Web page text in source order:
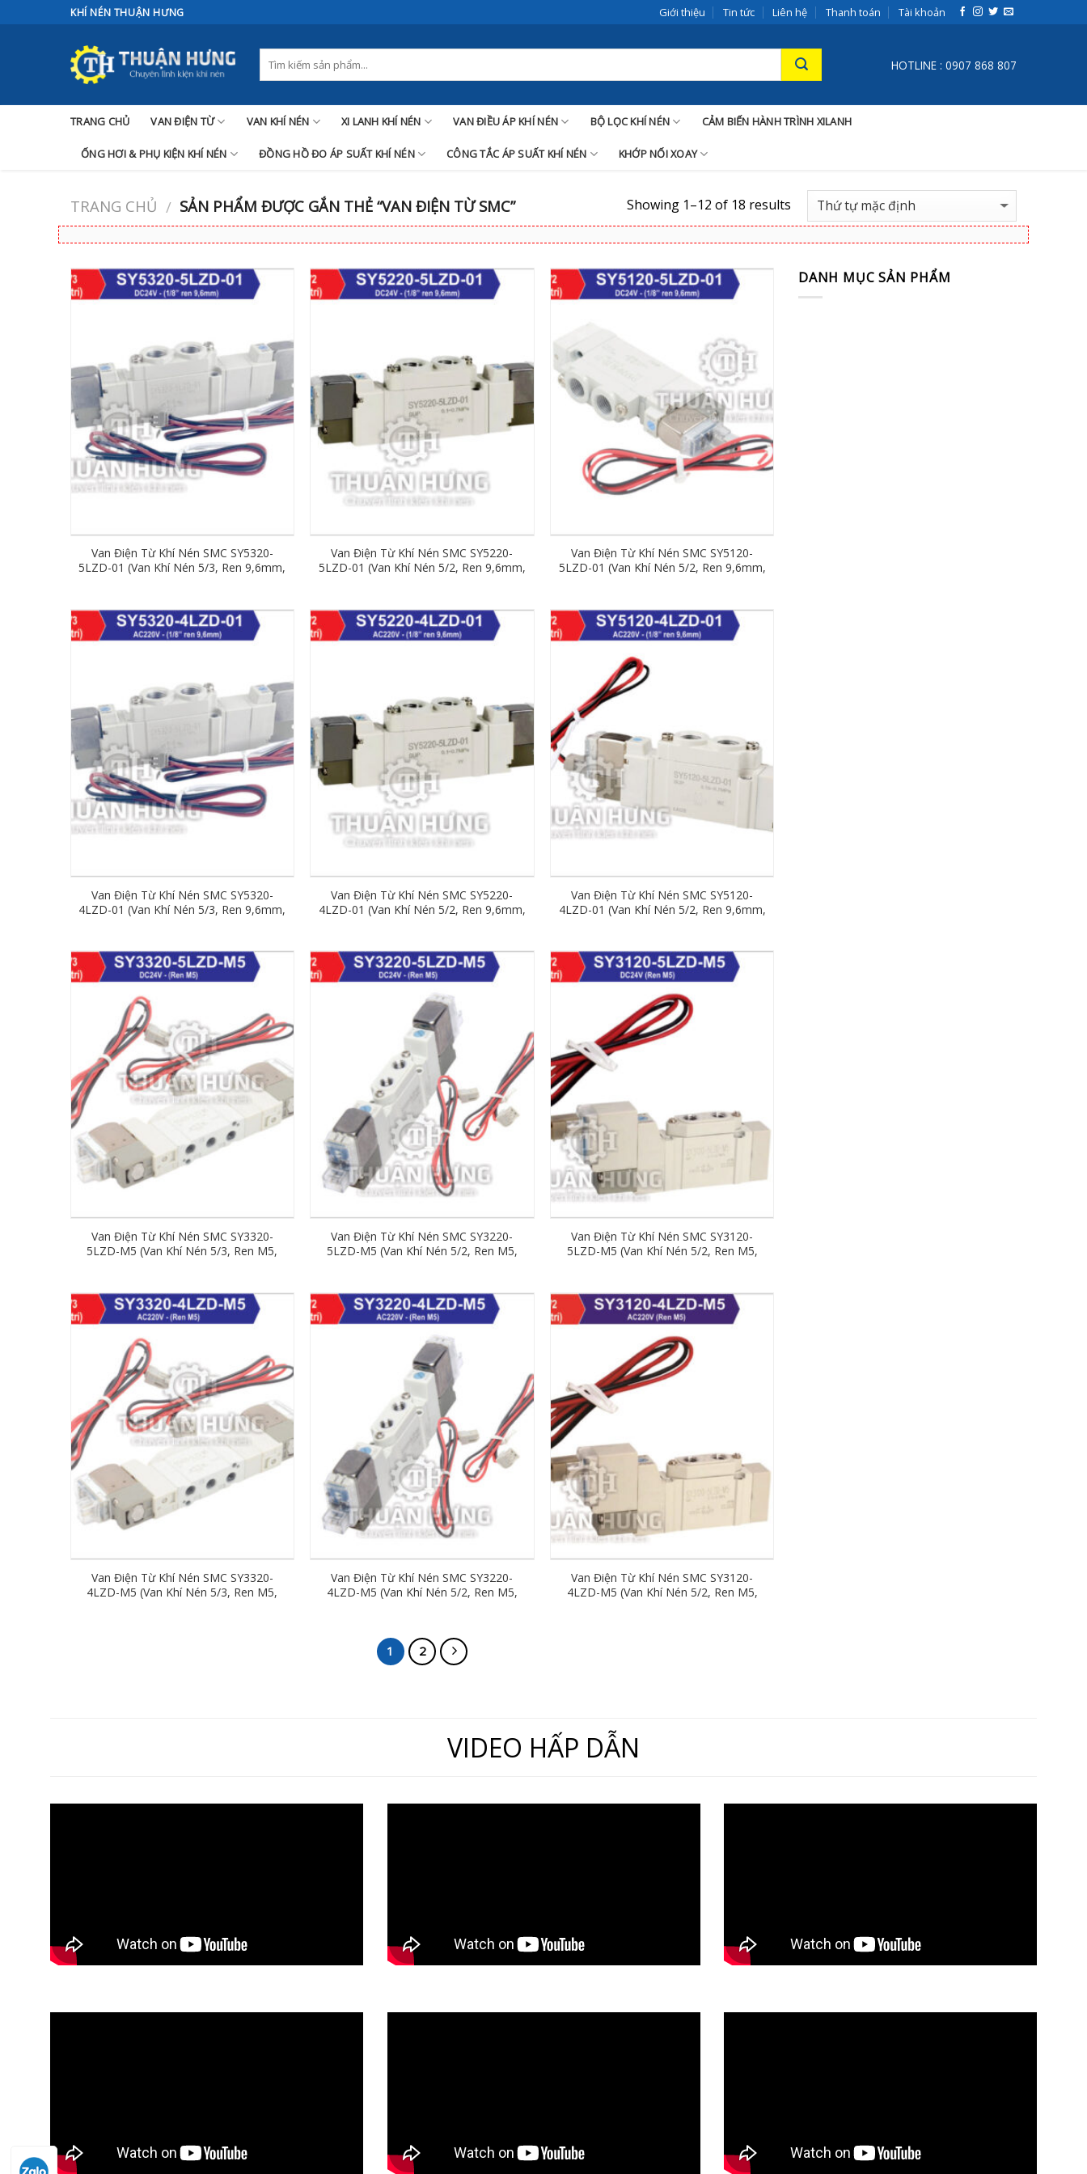
to
KHÍ NÉN THUẬN HƯNG Giới thiệu Tin tức Liên hệ Thanh toán Tài khoản
HOTLINE : 0907 868 807
TRANG CHỦ VAN ĐIỆN TỪ VAN KHÍ NÉN XI LANH KHÍ NÉN VAN ĐIỀU ÁP KHÍ NÉN BỘ LỌC KHÍ NÉN CẢM BIẾN HÀNH TRÌNH XILANH
ỐNG HƠI & PHỤ KIỆN KHÍ NÉN ĐỒNG HỒ ĐO ÁP SUẤT KHÍ NÉN CÔNG TẮC ÁP SUẤT KHÍ NÉN KHỚP NỐI XOAY
TRANG CHỦ / SẢN PHẨM ĐƯỢC GẮN THẺ “VAN ĐIỆN TỪ SMC” Showing 1–12 of 18 results
Van Điện Từ Khí Nén SMC SY5320-
5LZD-01 (Van Khí Nén 5/3, Ren 9,6mm,
Van Điện Từ Khí Nén SMC SY5220-
5LZD-01 (Van Khí Nén 5/2, Ren 9,6mm,
Van Điện Từ Khí Nén SMC SY5120-
5LZD-01 (Van Khí Nén 5/2, Ren 9,6mm,
Van Điện Từ Khí Nén SMC SY5320-
4LZD-01 (Van Khí Nén 5/3, Ren 9,6mm,
Van Điện Từ Khí Nén SMC SY5220-
4LZD-01 (Van Khí Nén 5/2, Ren 9,6mm,
Van Điện Từ Khí Nén SMC SY5120-
4LZD-01 (Van Khí Nén 5/2, Ren 9,6mm,
Van Điện Từ Khí Nén SMC SY3320-
5LZD-M5 (Van Khí Nén 5/3, Ren M5,
Van Điện Từ Khí Nén SMC SY3220-
5LZD-M5 (Van Khí Nén 5/2, Ren M5,
Van Điện Từ Khí Nén SMC SY3120-
5LZD-M5 (Van Khí Nén 5/2, Ren M5,
Van Điện Từ Khí Nén SMC SY3320-
4LZD-M5 (Van Khí Nén 5/3, Ren M5,
Van Điện Từ Khí Nén SMC SY3220-
4LZD-M5 (Van Khí Nén 5/2, Ren M5,
Van Điện Từ Khí Nén SMC SY3120-
4LZD-M5 (Van Khí Nén 5/2, Ren M5,
1 2
DANH MỤC SẢN PHẨM
VIDEO HẤP DẪN